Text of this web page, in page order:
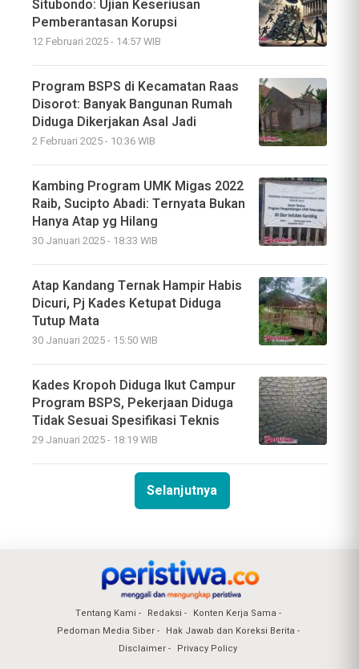
Situbondo: Ujian Keseriusan
Pemberantasan Korupsi
12 Februari 2025 - 14:57 WIB
Program BSPS di Kecamatan Raas
Disorot: Banyak Bangunan Rumah
Diduga Dikerjakan Asal Jadi
2 Februari 2025 - 10:36 WIB
Kambing Program UMK Migas 2022
Raib, Sucipto Abadi: Ternyata Bukan
Hanya Atap yg Hilang
30 Januari 2025 - 18:33 WIB
Atap Kandang Ternak Hampir Habis
Dicuri, Pj Kades Ketupat Diduga
Tutup Mata
30 Januari 2025 - 15:50 WIB
Kades Kropoh Diduga Ikut Campur
Program BSPS, Pekerjaan Diduga
Tidak Sesuai Spesifikasi Teknis
29 Januari 2025 - 18:19 WIB
Selanjutnya
Tentang Kami Redaksi
Konten Kerja Sama
Pedoman Media Siber
Hak Jawab dan Koreksi Berita
Disclaimer
Privacy Policy